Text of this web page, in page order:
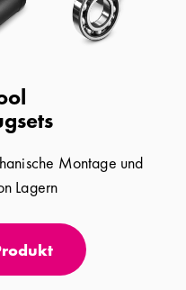
Montage und
Lagern